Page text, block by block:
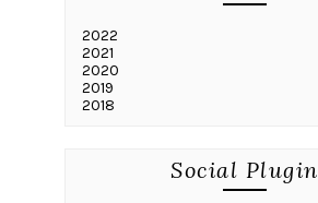
2022
2021
2020
2019
2018
Social Plugin